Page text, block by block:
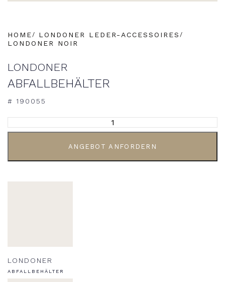
HOME
LONDONER LEDER-ACCESSOIRES
LONDONER NOIR
LONDONER
ABFALLBEHÄLTER
# 190055
ANGEBOT ANFORDERN
LONDONER
ABFALLBEHÄLTER